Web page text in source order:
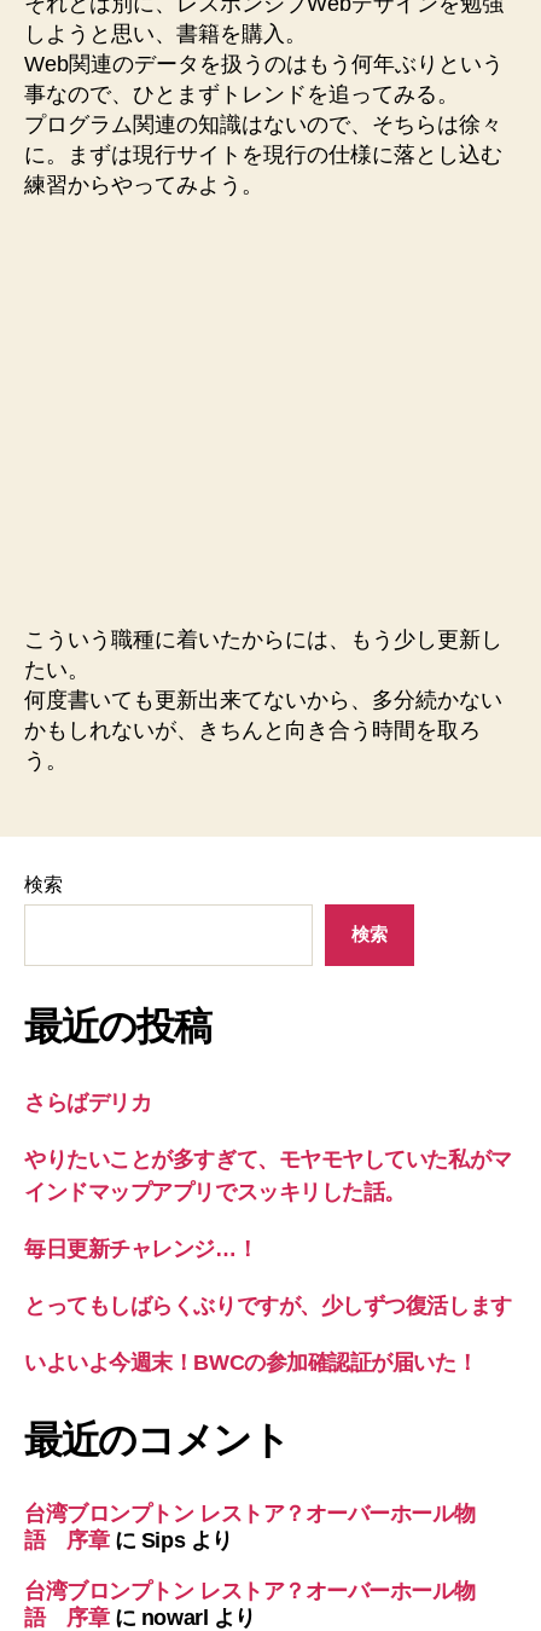
しようと思い、書籍を購入。
Web関連のデータを扱うのはもう何年ぶりという
事なので、ひとまずトレンドを追ってみる。
プログラム関連の知識はないので、そちらは徐々
に。まずは現行サイトを現行の仕様に落とし込む
練習からやってみよう。
こういう職種に着いたからには、もう少し更新し
たい。
何度書いても更新出来てないから、多分続かない
かもしれないが、きちんと向き合う時間を取ろ
う。
検索
検索
最近の投稿
さらばデリカ
やりたいことが多すぎて、モヤモヤしていた私がマ
インドマップアプリでスッキリした話。
毎日更新チャレンジ…！
とってもしばらくぶりですが、少しずつ復活します
いよいよ今週末！BWCの参加確認証が届いた！
最近のコメント
台湾ブロンプトン レストア？オーバーホール物
語 序章に Sipsより
台湾ブロンプトン レストア？オーバーホール物
語 序章に nowarl より